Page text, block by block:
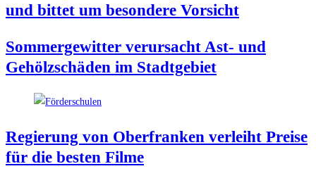
und bit­tet um beson­de­re Vorsicht
Som­mer­ge­wit­ter ver­ur­sacht Ast- und
Gehölz­schä­den im Stadtgebiet
Regie­rung von Ober­fran­ken ver­leiht Prei­se
für die bes­ten Filme